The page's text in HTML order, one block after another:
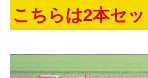
こちらは2本セ